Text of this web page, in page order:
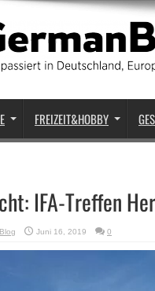
FREIZEIT&HOBBY
IFA-Treffen
Juni 16, 2019 0